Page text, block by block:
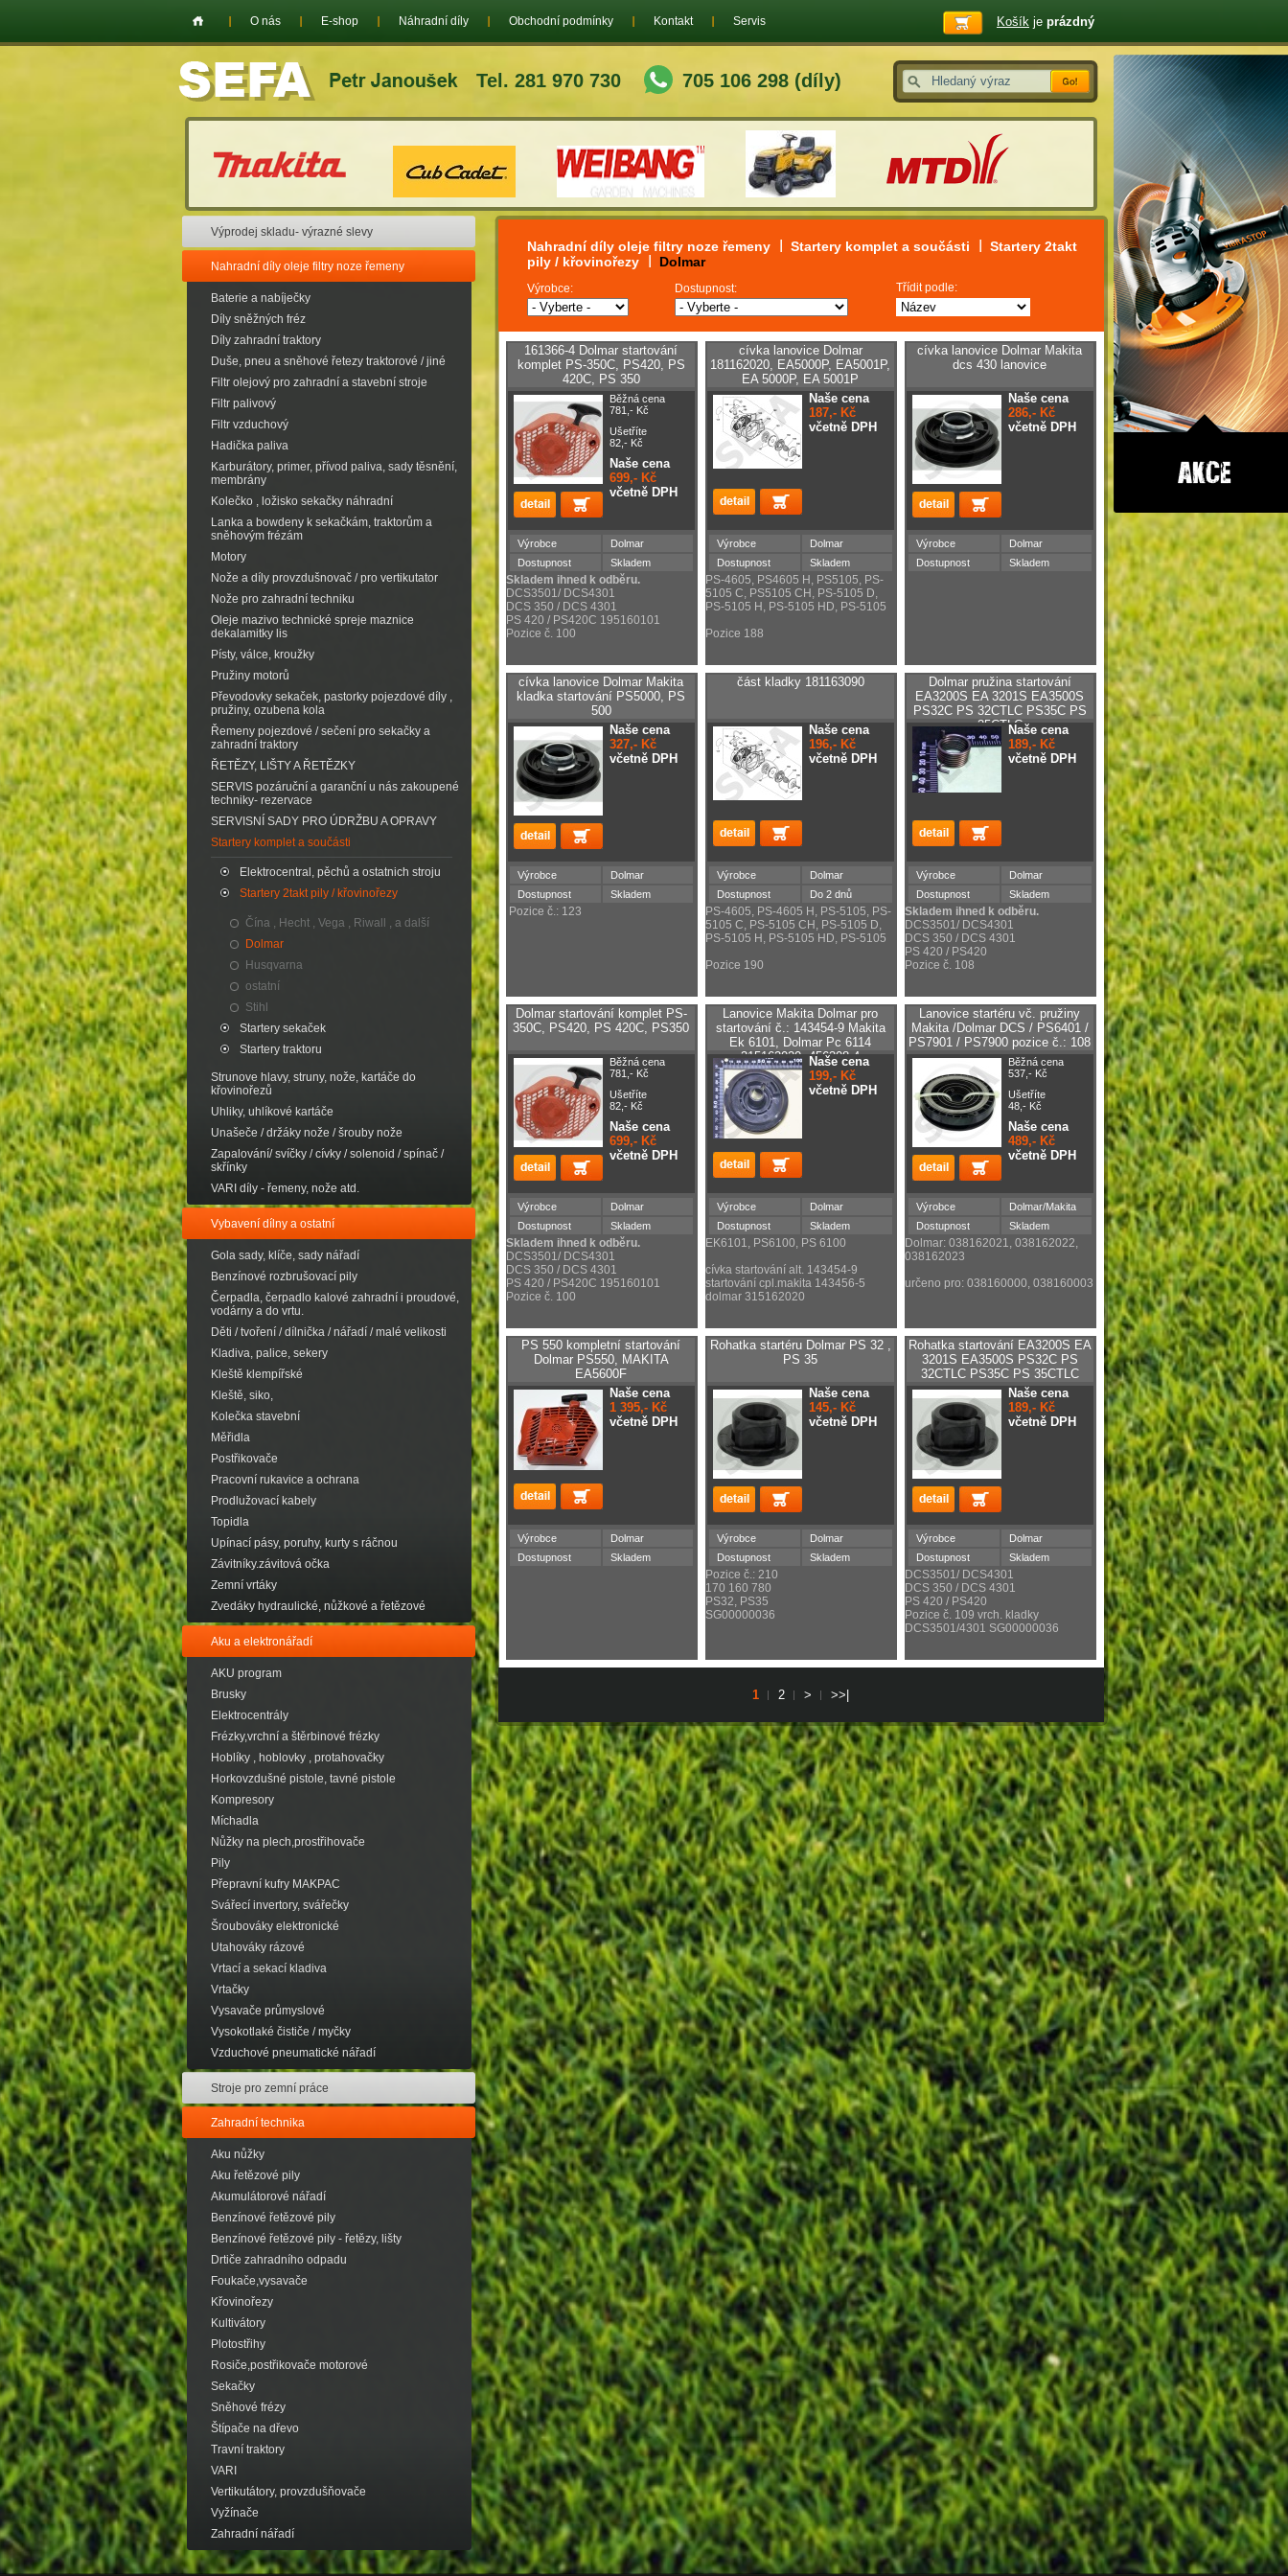
Tel. 281 970 730 705 106 298 (díly)
O nás E-shop Náhradní díly Obchodní podmínky Kontakt Servis Košík je prázdný
Výprodej skladu- výrazné slevy
Nahradní díly oleje filtry noze řemeny
Baterie a nabíječky
Díly sněžných fréz
Díly zahradní traktory
Duše, pneu a sněhové řetezy traktorové / jiné
Filtr olejový pro zahradní a stavební stroje
Filtr palivový
Filtr vzduchový
Hadička paliva
Karburátory, primer, přívod paliva, sady těsnění,
membrány
Kolečko , ložisko sekačky náhradní
Lanka a bowdeny k sekačkám, traktorům a
sněhovým frézám
Motory
Nože a díly provzdušnovač / pro vertikutator
Nože pro zahradní techniku
Oleje mazivo technické spreje maznice
dekalamitky lis
Písty, válce, kroužky
Pružiny motorů
Převodovky sekaček, pastorky pojezdové díly ,
pružiny, ozubena kola
Řemeny pojezdové / sečení pro sekačky a
zahradní traktory
ŘETĚZY, LIŠTY A ŘETĚZKY
SERVIS pozáruční a garanční u nás zakoupené
techniky- rezervace
SERVISNÍ SADY PRO ÚDRŽBU A OPRAVY
Startery komplet a součásti
Elektrocentral, pěchů a ostatnich stroju
Startery 2takt pily / křovinořezy
Čína , Hecht , Vega , Riwall , a další
Dolmar
Husqvarna
ostatní
Stihl
Startery sekaček
Startery traktoru
Strunove hlavy, struny, nože, kartáče do
křovinořezů
Uhliky, uhlíkové kartáče
Unašeče / držáky nože / šrouby nože
Zapalování/ svíčky / cívky / solenoid / spínač /
skřínky
VARI díly - řemeny, nože atd.
Vybavení dílny a ostatní
Gola sady, klíče, sady nářadí
Benzínové rozbrušovací pily
Čerpadla, čerpadlo kalové zahradní i proudové,
vodárny a do vrtu.
Děti / tvoření / dílnička / nářadí / malé velikosti
Kladiva, palice, sekery
Kleště klempířské
Kleště, siko,
Kolečka stavební
Měřidla
Postřikovače
Pracovní rukavice a ochrana
Prodlužovací kabely
Topidla
Upínací pásy, poruhy, kurty s ráčnou
Závitníky.závitová očka
Zemní vrtáky
Zvedáky hydraulické, nůžkové a řetězové
Aku a elektronářadí
AKU program
Brusky
Elektrocentrály
Frézky,vrchní a štěrbinové frézky
Hoblíky , hoblovky , protahovačky
Horkovzdušné pistole, tavné pistole
Kompresory
Míchadla
Nůžky na plech,prostřihovače
Pily
Přepravní kufry MAKPAC
Svářecí invertory, svářečky
Šroubováky elektronické
Utahováky rázové
Vrtací a sekací kladiva
Vrtačky
Vysavače průmyslové
Vysokotlaké čističe / myčky
Vzduchové pneumatické nářadí
Stroje pro zemní práce
Zahradní technika
Aku nůžky
Aku řetězové pily
Akumulátorové nářadí
Benzínové řetězové pily
Benzínové řetězové pily - řetězy, lišty
Drtiče zahradního odpadu
Foukače,vysavače
Křovinořezy
Kultivátory
Plotostřihy
Rosiče,postřikovače motorové
Sekačky
Sněhové frézy
Štípače na dřevo
Travní traktory
VARI
Vertikutátory, provzdušňovače
Vyžínače
Zahradní nářadí
Nahradní díly oleje filtry noze řemeny Startery komplet a součásti
Startery 2takt
pily / křovinořezy
Dolmar
Výrobce: Dostupnost: Třídit podle:
161366-4 Dolmar startování
komplet PS-350C, PS420, PS
420C, PS 350
Běžná cena
781,- Kč
Ušetříte
82,- Kč
Naše cena
699,- Kč
včetně DPH
Výrobce
Dolmar
Dostupnost
Skladem
Skladem ihned k odběru.
DCS3501/ DCS4301
DCS 350 / DCS 4301
PS 420 / PS420C 195160101
Pozice č. 100
cívka lanovice Dolmar
181162020, EA5000P, EA5001P,
EA 5000P, EA 5001P
Naše cena
187,- Kč
včetně DPH
Výrobce
Dolmar
Dostupnost
Skladem
PS-4605, PS4605 H, PS5105, PS-
5105 C, PS5105 CH, PS-5105 D,
PS-5105 H, PS-5105 HD, PS-5105
Pozice 188
cívka lanovice Dolmar Makita
dcs 430 lanovice
Naše cena
286,- Kč
včetně DPH
Výrobce
Dolmar
Dostupnost
Skladem
cívka lanovice Dolmar Makita
kladka startování PS5000, PS
500
Naše cena
327,- Kč
včetně DPH
Výrobce
Dolmar
Dostupnost
Skladem
Pozice č.: 123
část kladky 181163090
Naše cena
196,- Kč
včetně DPH
Výrobce
Dolmar
Dostupnost
Do 2 dnů
PS-4605, PS-4605 H, PS-5105, PS-
5105 C, PS-5105 CH, PS-5105 D,
PS-5105 H, PS-5105 HD, PS-5105
Pozice 190
Dolmar pružina startování
EA3200S EA 3201S EA3500S
PS32C PS 32CTLC PS35C PS
35CTLCNaše cena
189,- Kč
včetně DPH
Výrobce
Dolmar
Dostupnost
Skladem
Skladem ihned k odběru.
DCS3501/ DCS4301
DCS 350 / DCS 4301
PS 420 / PS420
Pozice č. 108
Dolmar startování komplet PS-
350C, PS420, PS 420C, PS350
Běžná cena
781,- Kč
Ušetříte
82,- Kč
Naše cena
699,- Kč
včetně DPH
Výrobce
Dolmar
Dostupnost
Skladem
Skladem ihned k odběru.
DCS3501/ DCS4301
DCS 350 / DCS 4301
PS 420 / PS420C 195160101
Pozice č. 100
Lanovice Makita Dolmar pro
startování č.: 143454-9 Makita
Ek 6101, Dolmar Pc 6114
315162020, 456308-4
Naše cena
199,- Kč
včetně DPH
Výrobce
Dolmar
Dostupnost
Skladem
EK6101, PS6100, PS 6100
cívka startování alt. 143454-9
startování cpl.makita 143456-5
dolmar 315162020
Lanovice startéru vč. pružiny
Makita /Dolmar DCS / PS6401 /
PS7901 / PS7900 pozice č.: 108
Běžná cena
537,- Kč
Ušetříte
48,- Kč
Naše cena
489,- Kč
včetně DPH
Výrobce
Dolmar/Makita
Dostupnost
Skladem
Dolmar: 038162021, 038162022,
038162023
určeno pro: 038160000, 038160003
PS 550 kompletní startování
Dolmar PS550, MAKITA
EA5600F
Naše cena
1 395,- Kč
včetně DPH
Výrobce
Dolmar
Dostupnost
Skladem
Rohatka startéru Dolmar PS 32 ,
PS 35
Naše cena
145,- Kč
včetně DPH
Výrobce
Dolmar
Dostupnost
Skladem
Pozice č.: 210
170 160 780
PS32, PS35
SG00000036
Rohatka startování EA3200S EA
3201S EA3500S PS32C PS
32CTLC PS35C PS 35CTLC
Naše cena
189,- Kč
včetně DPH
Výrobce
Dolmar
Dostupnost
Skladem
DCS3501/ DCS4301
DCS 350 / DCS 4301
PS 420 / PS420
Pozice č. 109 vrch. kladky
DCS3501/4301 SG00000036
1 2 > >>|